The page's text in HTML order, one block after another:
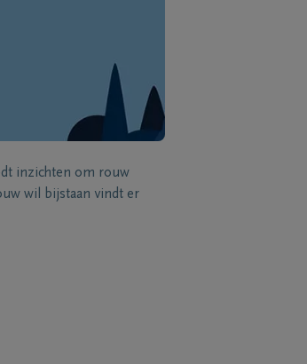
inzichten om rouw
wil bijstaan vindt er